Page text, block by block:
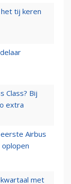
tij keren
Class? Bij
extra
Airbus
met